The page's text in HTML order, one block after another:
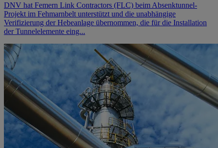
DNV hat Femern Link Contractors (FLC) beim Absenktunnel-
Projekt im Fehmarnbelt unterstützt und die unabhängige
Verifizierung der Hebeanlage übernommen, die für die Installation
der Tunnelelemente eing...